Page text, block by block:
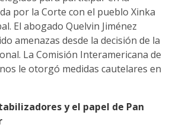
por la Corte con el pueblo Xinka
El abogado Quelvin Jiménez
amenazas desde la decisión de la
La Comisión Interamericana de
le otorgó medidas cautelares en
y el papel de Pan